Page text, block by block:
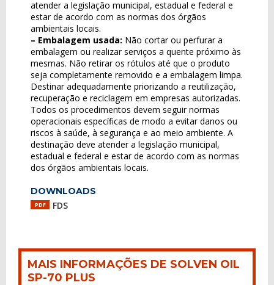
atender a legislação municipal, estadual e federal e
estar de acordo com as normas dos órgãos
ambientais locais.
– Embalagem usada: Não cortar ou perfurar a
embalagem ou realizar serviços a quente próximo às
mesmas. Não retirar os rótulos até que o produto
seja completamente removido e a embalagem limpa.
Destinar adequadamente priorizando a reutilização,
recuperação e reciclagem em empresas autorizadas.
Todos os procedimentos devem seguir normas
operacionais específicas de modo a evitar danos ou
riscos à saúde, à segurança e ao meio ambiente. A
destinação deve atender a legislação municipal,
estadual e federal e estar de acordo com as normas
dos órgãos ambientais locais.
DOWNLOADS
PDF FDS
MAIS INFORMAÇÕES DE SOLVEN OIL
SP-70 PLUS